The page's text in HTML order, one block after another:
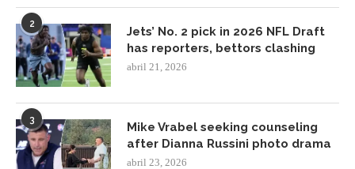
2
Jets’ No. 2 pick in 2026 NFL Draft
has reporters, bettors clashing
abril 21, 2026
3
Mike Vrabel seeking counseling
after Dianna Russini photo drama
abril 23, 2026